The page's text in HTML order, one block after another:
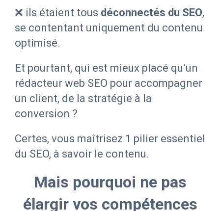
❌ ils étaient tous déconnectés du SEO,
se contentant uniquement du contenu
optimisé.
Et pourtant, qui est mieux placé qu’un
rédacteur web SEO pour accompagner
un client, de la stratégie à la
conversion ?
Certes, vous maîtrisez 1 pilier essentiel
du SEO, à savoir le contenu.
Mais pourquoi ne pas
élargir vos compétences